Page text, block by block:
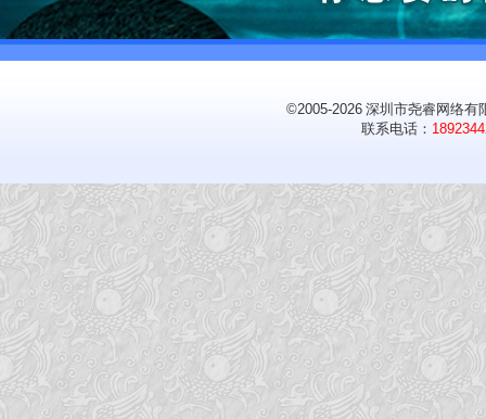
©2005-2026 深圳市尧睿网络有
联系电话：